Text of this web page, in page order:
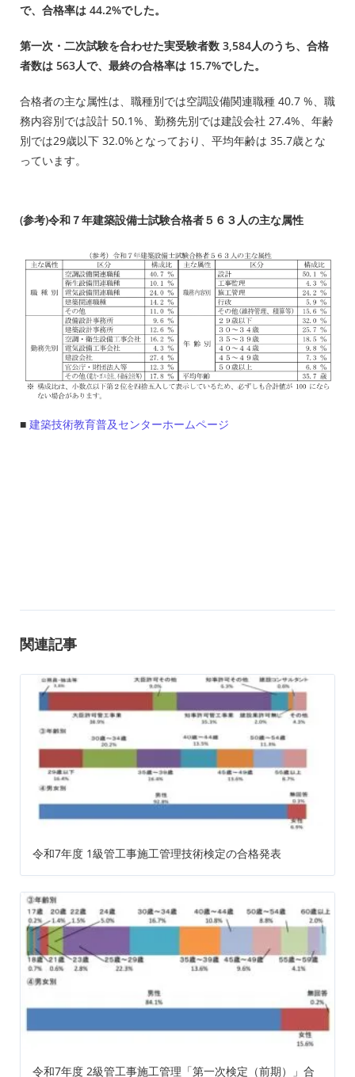
で、合格率は 44.2%でした。
第一次・二次試験を合わせた実受験者数 3,584人のうち、合格
者数は 563人で、最終の合格率は 15.7%でした。
合格者の主な属性は、職種別では空調設備関連職種 40.7 %、職
務内容別では設計 50.1%、勤務先別では建設会社 27.4%、年齢
別では29歳以下 32.0%となっており、平均年齢は 35.7歳とな
っています。
(参考)令和７年建築設備士試験合格者５６３人の主な属性
■ 建築技術教育普及センターホームページ
関連記事
令和7年度 1級管工事施工管理技術検定の合格発表
令和7年度 2級管工事施工管理「第一次検定（前期）」合